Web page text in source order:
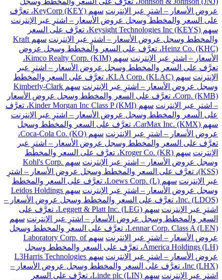
عروض الأسعار – اشترِ عبر الإنترنت
سهم KeyCorp (KEY)، تعرَّف
على السعر والمخطط وسجل عروض الأسعار – اشترِ عبر الإنترنت
سهم Keysight Technologies Inc (KEYS)، تعرَّف على السعر
والمخطط وسجل عروض الأسعار – اشترِ عبر الإنترنت
سهم Kraft
Heinz Co. (KHC)، تعرَّف على السعر والمخطط وسجل عروض
الأسعار – اشترِ عبر الإنترنت
سهم Kimco Realty Corp. (KIM)،
تعرَّف على السعر والمخطط وسجل عروض الأسعار – اشترِ عبر
الإنترنت
سهم KLA Corp. (KLAC)، تعرَّف على السعر والمخطط
وسجل عروض الأسعار – اشترِ عبر الإنترنت
سهم Kimberly-Clark
Corp. (KMB)، تعرَّف على السعر والمخطط وسجل عروض الأسعار
– اشترِ عبر الإنترنت
سهم Kinder Morgan Inc Class P (KMI)، تعرَّف
على السعر والمخطط وسجل عروض الأسعار – اشترِ عبر الإنترنت
سهم CarMax Inc. (KMX)، تعرَّف على السعر والمخطط وسجل
عروض الأسعار – اشترِ عبر الإنترنت
سهم Coca-Cola Co. (KO)،
تعرَّف على السعر والمخطط وسجل عروض الأسعار – اشترِ عبر
الإنترنت
سهم Kroger Co. (KR)، تعرَّف على السعر والمخطط
وسجل عروض الأسعار – اشترِ عبر الإنترنت
سهم Kohl's Corp.
(KSS)، تعرَّف على السعر والمخطط وسجل عروض الأسعار – اشترِ
عبر الإنترنت
سهم Loews Corp. (L)، تعرَّف على السعر والمخطط
وسجل عروض الأسعار – اشترِ عبر الإنترنت
سهم Leidos Holdings
Inc. (LDOS)، تعرَّف على السعر والمخطط وسجل عروض الأسعار –
اشترِ عبر الإنترنت
سهم Leggett & Platt Inc. (LEG)، تعرَّف على
السعر والمخطط وسجل عروض الأسعار – اشترِ عبر الإنترنت سهم
Lennar Corp. Class A (LEN)، تعرَّف على السعر والمخطط وسجل
عروض الأسعار – اشترِ عبر الإنترنت
سهم Laboratory Corp. of
America Holdings (LH)، تعرَّف على السعر والمخطط وسجل
عروض الأسعار – اشترِ عبر الإنترنت
سهم L3Harris Technologies
Inc (LHX)، تعرَّف على السعر والمخطط وسجل عروض الأسعار –
اشترِ عبر الإنترنت
سهم Linde plc (LIN)، تعرَّف على السعر